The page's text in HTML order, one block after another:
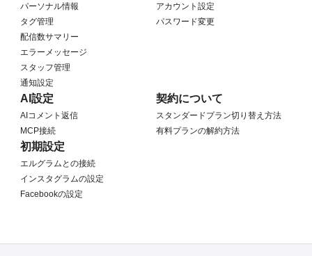
パーソナル情報
タグ管理
配信数サマリー
エラーメッセージ
スタッフ管理
通知設定
アカウント設定
パスワード変更
AI設定
AIコメント返信
MCP接続
契約について
スタンダードプラン切り替え方法
有料プランの解約方法
初期設定
エルグラムとの接続
インスタグラムの設定
Facebookの設定